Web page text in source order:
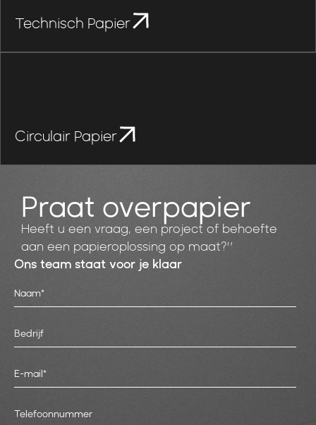
Technisch Papier
Circulair Papier
Praat overpapier
Heeft u een vraag, een project of behoefte
aan een papieroplossing op maat?”
Ons team staat voor je klaar